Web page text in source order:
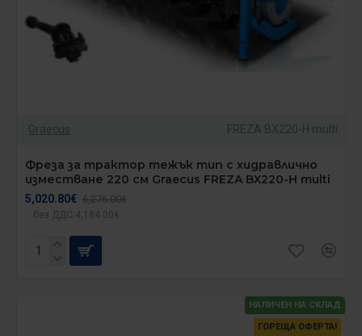
Graecus FREZA BX220-H multi
Фреза за трактор тежък тип с хидравлично
изместване 220 см Graecus FREZA BX220-H multi
5,020.80€ 6,276.00€
без ДДС:4,184.00€
ГОРЕЩА ОФЕРТА!
НАЛИЧЕН НА СКЛАД